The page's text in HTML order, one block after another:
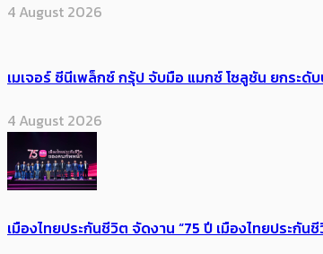
4 August 2026
เมเจอร์ ซีนีเพล็กซ์ กรุ้ป จับมือ แมกซ์ โซลูชัน ยกระ
4 August 2026
เมืองไทยประกันชีวิต จัดงาน “75 ปี เมืองไทยประ